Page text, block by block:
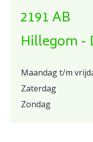
2191 AB
Hillegom -
Maandag t/m
Zaterdag
Zondag